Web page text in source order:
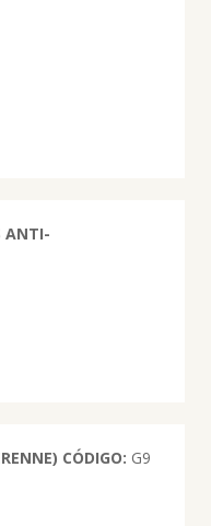
ANTI-
CÓDIGO: G9